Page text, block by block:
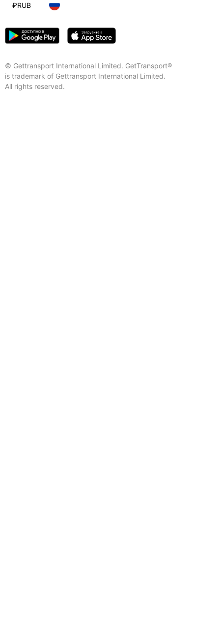
© Gettransport International Limited. GetTransport®
is trademark of Gettransport International Limited.
All rights reserved.
₽RUB